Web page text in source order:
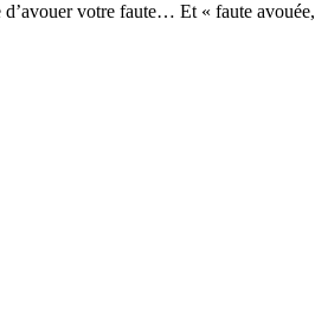
votre faute… Et « faute